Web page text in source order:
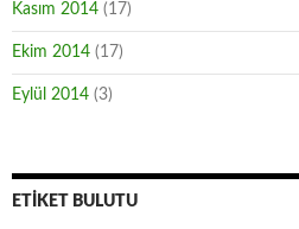
Kasım 2014 (17)
Ekim 2014 (17)
Eylül 2014 (3)
ETIKET BULUTU